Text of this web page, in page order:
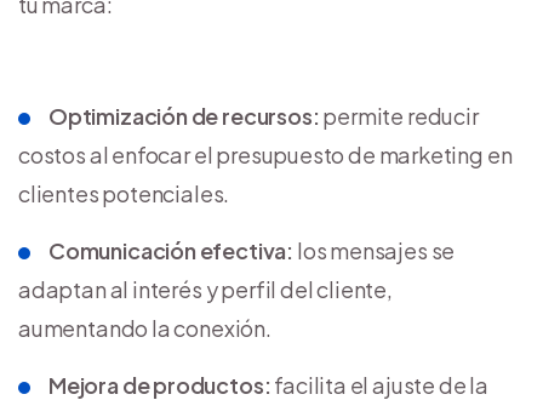
Optimización de recursos: permite reducir
costos al enfocar el presupuesto de marketing en
clientes potenciales.
Comunicación efectiva: los mensajes se
adaptan al interés y perfil del cliente,
aumentando la conexión.
Mejora de productos: facilita el ajuste de la